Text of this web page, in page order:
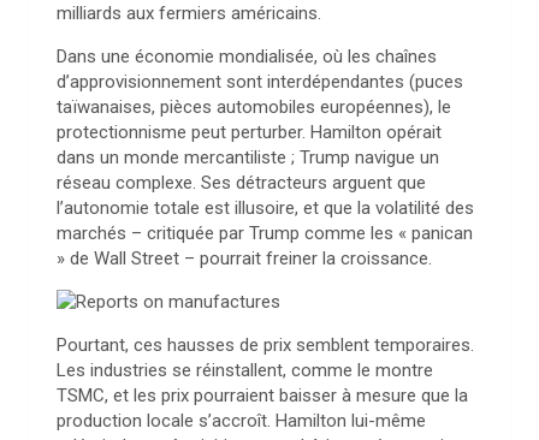
milliards aux fermiers américains.
Dans une économie mondialisée, où les chaînes
d’approvisionnement sont interdépendantes (puces
taïwanaises, pièces automobiles européennes), le
protectionnisme peut perturber. Hamilton opérait
dans un monde mercantiliste ; Trump navigue un
réseau complexe. Ses détracteurs arguent que
l’autonomie totale est illusoire, et que la volatilité des
marchés – critiquée par Trump comme les « panican
» de Wall Street – pourrait freiner la croissance.
Pourtant, ces hausses de prix semblent temporaires.
Les industries se réinstallent, comme le montre
TSMC, et les prix pourraient baisser à mesure que la
production locale s’accroît. Hamilton lui-même